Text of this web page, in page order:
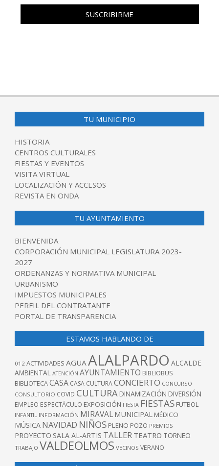
TU MUNICIPIO
HISTORIA
CENTROS CULTURALES
FIESTAS Y EVENTOS
VISITA VIRTUAL
LOCALIZACIÓN Y ACCESOS
REVISTA EN ONDA
TU AYUNTAMIENTO
BIENVENIDA
CORPORACIÓN MUNICIPAL LEGISLATURA 2023-
2027
ORDENANZAS Y NORMATIVA MUNICIPAL
URBANISMO
IMPUESTOS MUNICIPALES
PERFIL DEL CONTRATANTE
PORTAL DE TRANSPARENCIA
ESTAMOS HABLANDO DE
012 ACTIVIDADES AGUAALALPARDO ALCALDE
AMBIENTAL ATENCIÓN AYUNTAMIENTO BIBLIOBUS
BIBLIOTECACASA CASA CULTURACONCIERTO CONCURSO
CONSULTORIO COVID CULTURA DINAMIZACIÓN DIVERSIÓN
EMPLEO ESPECTÁCULO EXPOSICIÓN FIESTA FIESTAS FUTBOL
INFANTIL INFORMACIÓN MIRAVAL MUNICIPAL MÉDICO
MÚSICA NAVIDAD NIÑOS PLENO POZO PREMIOS
PROYECTO SALA AL-ARTIS TALLER TEATRO TORNEO
TRABAJO VALDEOLMOS VECINOS VERANO